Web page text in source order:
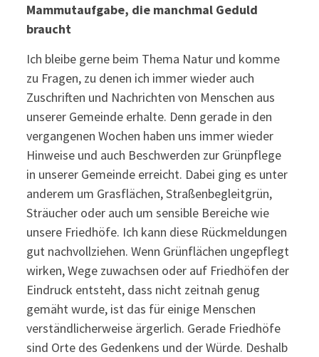
Mammutaufgabe, die manchmal Geduld
braucht
Ich bleibe gerne beim Thema Natur und komme
zu Fragen, zu denen ich immer wieder auch
Zuschriften und Nachrichten von Menschen aus
unserer Gemeinde erhalte. Denn gerade in den
vergangenen Wochen haben uns immer wieder
Hinweise und auch Beschwerden zur Grünpflege
in unserer Gemeinde erreicht. Dabei ging es unter
anderem um Grasflächen, Straßenbegleitgrün,
Sträucher oder auch um sensible Bereiche wie
unsere Friedhöfe. Ich kann diese Rückmeldungen
gut nachvollziehen. Wenn Grünflächen ungepflegt
wirken, Wege zuwachsen oder auf Friedhöfen der
Eindruck entsteht, dass nicht zeitnah genug
gemäht wurde, ist das für einige Menschen
verständlicherweise ärgerlich. Gerade Friedhöfe
sind Orte des Gedenkens und der Würde. Deshalb